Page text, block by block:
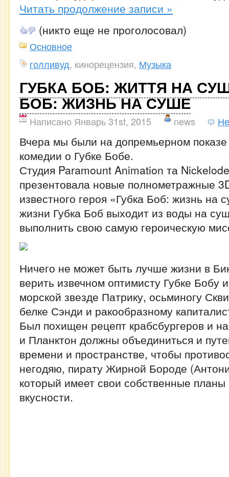
Читать продолжение записи »
(никто еще не проголосовал)
Основное
голливуд, кинорецензия, Музыка
ГУБКА БОБ: ЖИТТЯ НА
БОБ: ЖИЗНЬ НА СУШЕ
Написано Январь 31st, 2015 news
Вчера мы были на допремьерном
комедии о Губке Бобе.
Студия Paramount Animation та
презентовала новые полнометражные
известного героя «Губка Боб: жизнь на
жизни Губка Боб выходит из воды на
выполнить свою самую героическую
Ничего не может быть лучше жизни в
верить извечном оптимисту Губке Бобу
морской звезде Патрику, осьминогу
белке Сэнди и ракообразному
Был похищен рецепт крабсбургеров и
и Планктон должны объединиться и
времени и пространстве, чтобы
негодяю, пирату Жирной Бороде
который имеет свои собственные
вкусности.